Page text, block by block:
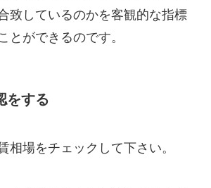
致しているのかを客観的な指標
とができるのです。
をする
相場をチェックして下さい。